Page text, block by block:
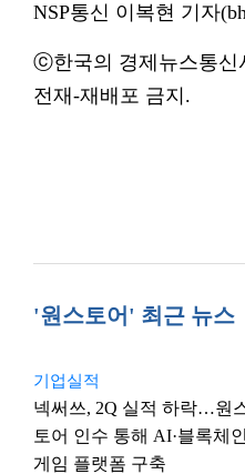
NSP통신 이복현 기자
ⓒ한국의 경제뉴스통신
전재-재배포 금지.
'원스토어' 최근 뉴스
기업실적
넥써쓰, 2Q 실적 하락…원
토어 인수 통해 AI·블록체인
게임 플랫폼 구축